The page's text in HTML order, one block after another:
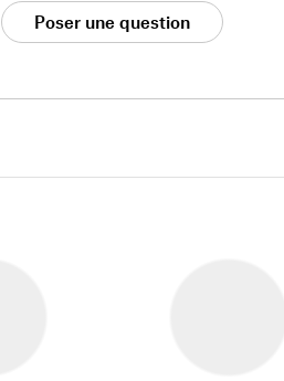
Poser une question